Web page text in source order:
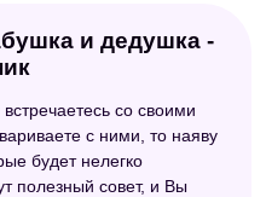
и дедушка -
со своими
с ними, то наяву
будет нелегко
полезный совет, и Вы